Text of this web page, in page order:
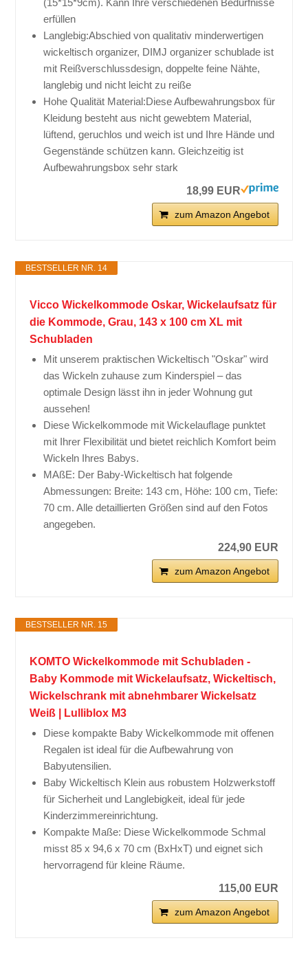
(15*15*9cm). Kann Ihre verschiedenen Bedürfnisse
erfüllen
Langlebig:Abschied von qualitativ minderwertigen
wickeltisch organizer, DIMJ organizer schublade ist
mit Reißverschlussdesign, doppelte feine Nähte,
langlebig und nicht leicht zu reiße
Hohe Qualität Material:Diese Aufbewahrungsbox für
Kleidung besteht aus nicht gewebtem Material,
lüftend, geruchlos und weich ist und Ihre Hände und
Gegenstände schützen kann. Gleichzeitig ist
Aufbewahrungsbox sehr stark
18,99 EUR
zum Amazon Angebot
BESTSELLER NR. 14
Vicco Wickelkommode Oskar, Wickelaufsatz für
die Kommode, Grau, 143 x 100 cm XL mit
Schubladen
Mit unserem praktischen Wickeltisch "Oskar" wird
das Wickeln zuhause zum Kinderspiel – das
optimale Design lässt ihn in jeder Wohnung gut
aussehen!
Diese Wickelkommode mit Wickelauflage punktet
mit Ihrer Flexibilität und bietet reichlich Komfort beim
Wickeln Ihres Babys.
MAßE: Der Baby-Wickeltisch hat folgende
Abmessungen: Breite: 143 cm, Höhe: 100 cm, Tiefe:
70 cm. Alle detaillierten Größen sind auf den Fotos
angegeben.
224,90 EUR
zum Amazon Angebot
BESTSELLER NR. 15
KOMTO Wickelkommode mit Schubladen -
Baby Kommode mit Wickelaufsatz, Wickeltisch,
Wickelschrank mit abnehmbarer Wickelsatz
Weiß | Lulliblox M3
Diese kompakte Baby Wickelkommode mit offenen
Regalen ist ideal für die Aufbewahrung von
Babyutensilien.
Baby Wickeltisch Klein aus robustem Holzwerkstoff
für Sicherheit und Langlebigkeit, ideal für jede
Kinderzimmereinrichtung.
Kompakte Maße: Diese Wickelkommode Schmal
misst 85 x 94,6 x 70 cm (BxHxT) und eignet sich
hervorragend für kleine Räume.
115,00 EUR
zum Amazon Angebot